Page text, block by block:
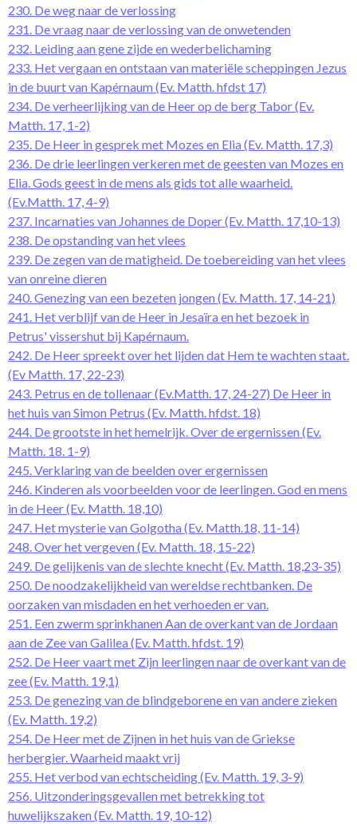
230. De weg naar de verlossing
231. De vraag naar de verlossing van de onwetenden
232. Leiding aan gene zijde en wederbelichaming
233. Het vergaan en ontstaan van materiële scheppingen Jezus
in de buurt van Kapérnaum (Ev. Matth. hfdst 17)
234. De verheerlijking van de Heer op de berg Tabor (Ev.
Matth. 17, 1-2)
235. De Heer in gesprek met Mozes en Elia (Ev. Matth. 17,3)
236. De drie leerlingen verkeren met de geesten van Mozes en
Elia. Gods geest in de mens als gids tot alle waarheid.
(Ev.Matth. 17, 4-9)
237. Incarnaties van Johannes de Doper (Ev. Matth. 17,10-13)
238. De opstanding van het vlees
239. De zegen van de matigheid. De toebereiding van het vlees
van onreine dieren
240. Genezing van een bezeten jongen (Ev. Matth. 17, 14-21)
241. Het verblijf van de Heer in Jesaïra en het bezoek in
Petrus' vissershut bij Kapérnaum.
242. De Heer spreekt over het lijden dat Hem te wachten staat.
(Ev Matth. 17, 22-23)
243. Petrus en de tollenaar (Ev.Matth. 17, 24-27) De Heer in
het huis van Simon Petrus (Ev. Matth. hfdst. 18)
244. De grootste in het hemelrijk. Over de ergernissen (Ev.
Matth. 18. 1-9)
245. Verklaring van de beelden over ergernissen
246. Kinderen als voorbeelden voor de leerlingen. God en mens
in de Heer (Ev. Matth. 18,10)
247. Het mysterie van Golgotha (Ev. Matth.18, 11-14)
248. Over het vergeven (Ev. Matth. 18, 15-22)
249. De gelijkenis van de slechte knecht (Ev. Matth. 18,23-35)
250. De noodzakelijkheid van wereldse rechtbanken. De
oorzaken van misdaden en het verhoeden er van.
251. Een zwerm sprinkhanen Aan de overkant van de Jordaan
aan de Zee van Galilea (Ev. Matth. hfdst. 19)
252. De Heer vaart met Zijn leerlingen naar de overkant van de
zee (Ev. Matth. 19,1)
253. De genezing van de blindgeborene en van andere zieken
(Ev. Matth. 19,2)
254. De Heer met de Zijnen in het huis van de Griekse
herbergier. Waarheid maakt vrij
255. Het verbod van echtscheiding (Ev. Matth. 19, 3-9)
256. Uitzonderingsgevallen met betrekking tot
huwelijkszaken (Ev. Matth. 19, 10-12)